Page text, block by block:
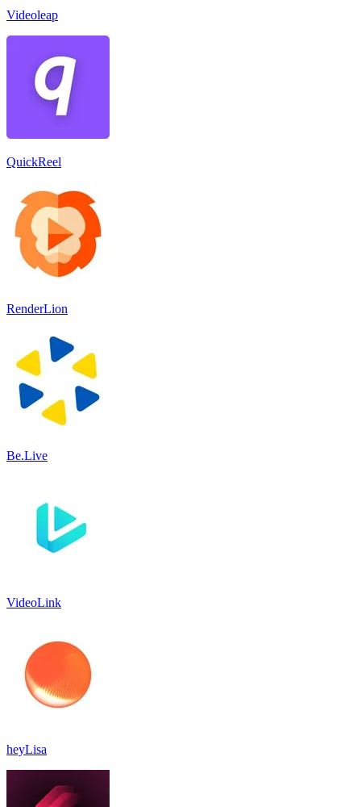
Videoleap
QuickReel
RenderLion
Be.Live
VideoLink
heyLisa